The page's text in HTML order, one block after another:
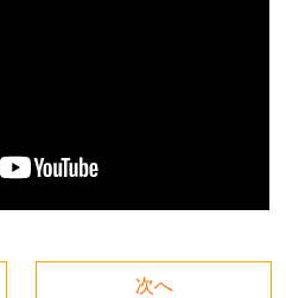
次へ